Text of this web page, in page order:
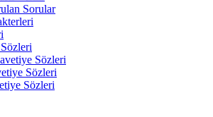
Sorular
Sözleri
Sözleri
Sözleri